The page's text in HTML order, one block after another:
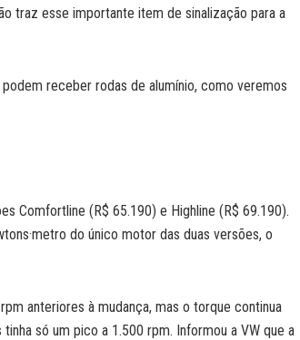
traz esse importante item de sinalização para a
receber rodas de alumínio, como veremos
Comfortline (R$ 65.190) e Highline (R$ 69.190).
do único motor das duas versões, o
anteriores à mudança, mas o torque continua
só um pico a 1.500 rpm. Informou a VW que a